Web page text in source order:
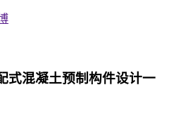
式混凝土预制构件设计一